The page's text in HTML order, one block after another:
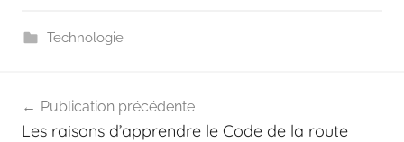
Technologie
de
Publication précédente
Les raisons d’apprendre le Code de la route